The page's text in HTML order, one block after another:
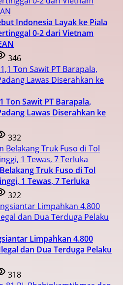
Indonesia Layak ke Piala
0-2 dari Vietnam
346
Ton Sawit PT Barapala,
Lawas Diserahkan ke
332
Truk Fuso di Tol
1 Tewas, 7 Terluka
322
Limpahkan 4.800
dan Dua Terduga Pelaku
318